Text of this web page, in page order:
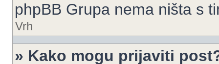
phpBB Grupa nema ništa s
Vrh
» Kako mogu prijaviti